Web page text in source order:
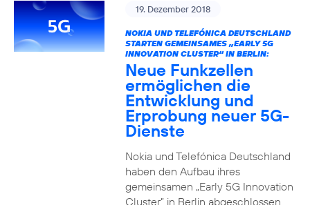
19. Dezember 2018
NOKIA UND TELEFÓNICA DEUTSCHLAND
STARTEN GEMEINSAMES „EARLY 5G
INNOVATION CLUSTER“ IN BERLIN:
Neue Funkzellen
ermöglichen die
Entwicklung und
Erprobung neuer 5G-
Dienste
Nokia und Telefónica Deutschland
haben den Aufbau ihres
gemeinsamen „Early 5G Innovation
Cluster” in Berlin abgeschlossen.